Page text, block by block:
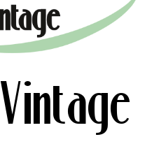
Vintage